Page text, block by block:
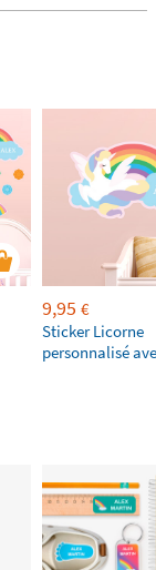
9,95 €
Sticker Licorne
personnalisé